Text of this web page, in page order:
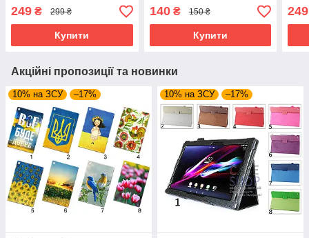
249 ₴ 299 ₴
Купити
140₴ 150 ₴
Купити
249
Акційні пропозиції та новинки
10% на ЗСУ –17% 10% на ЗСУ –17%